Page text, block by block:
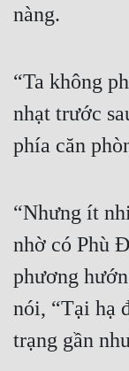
nàng.
“Ta không
nhạt trước
phía căn
“Nhưng ít
nhờ có Phù
phương
nói, “Tại hạ
trạng gần